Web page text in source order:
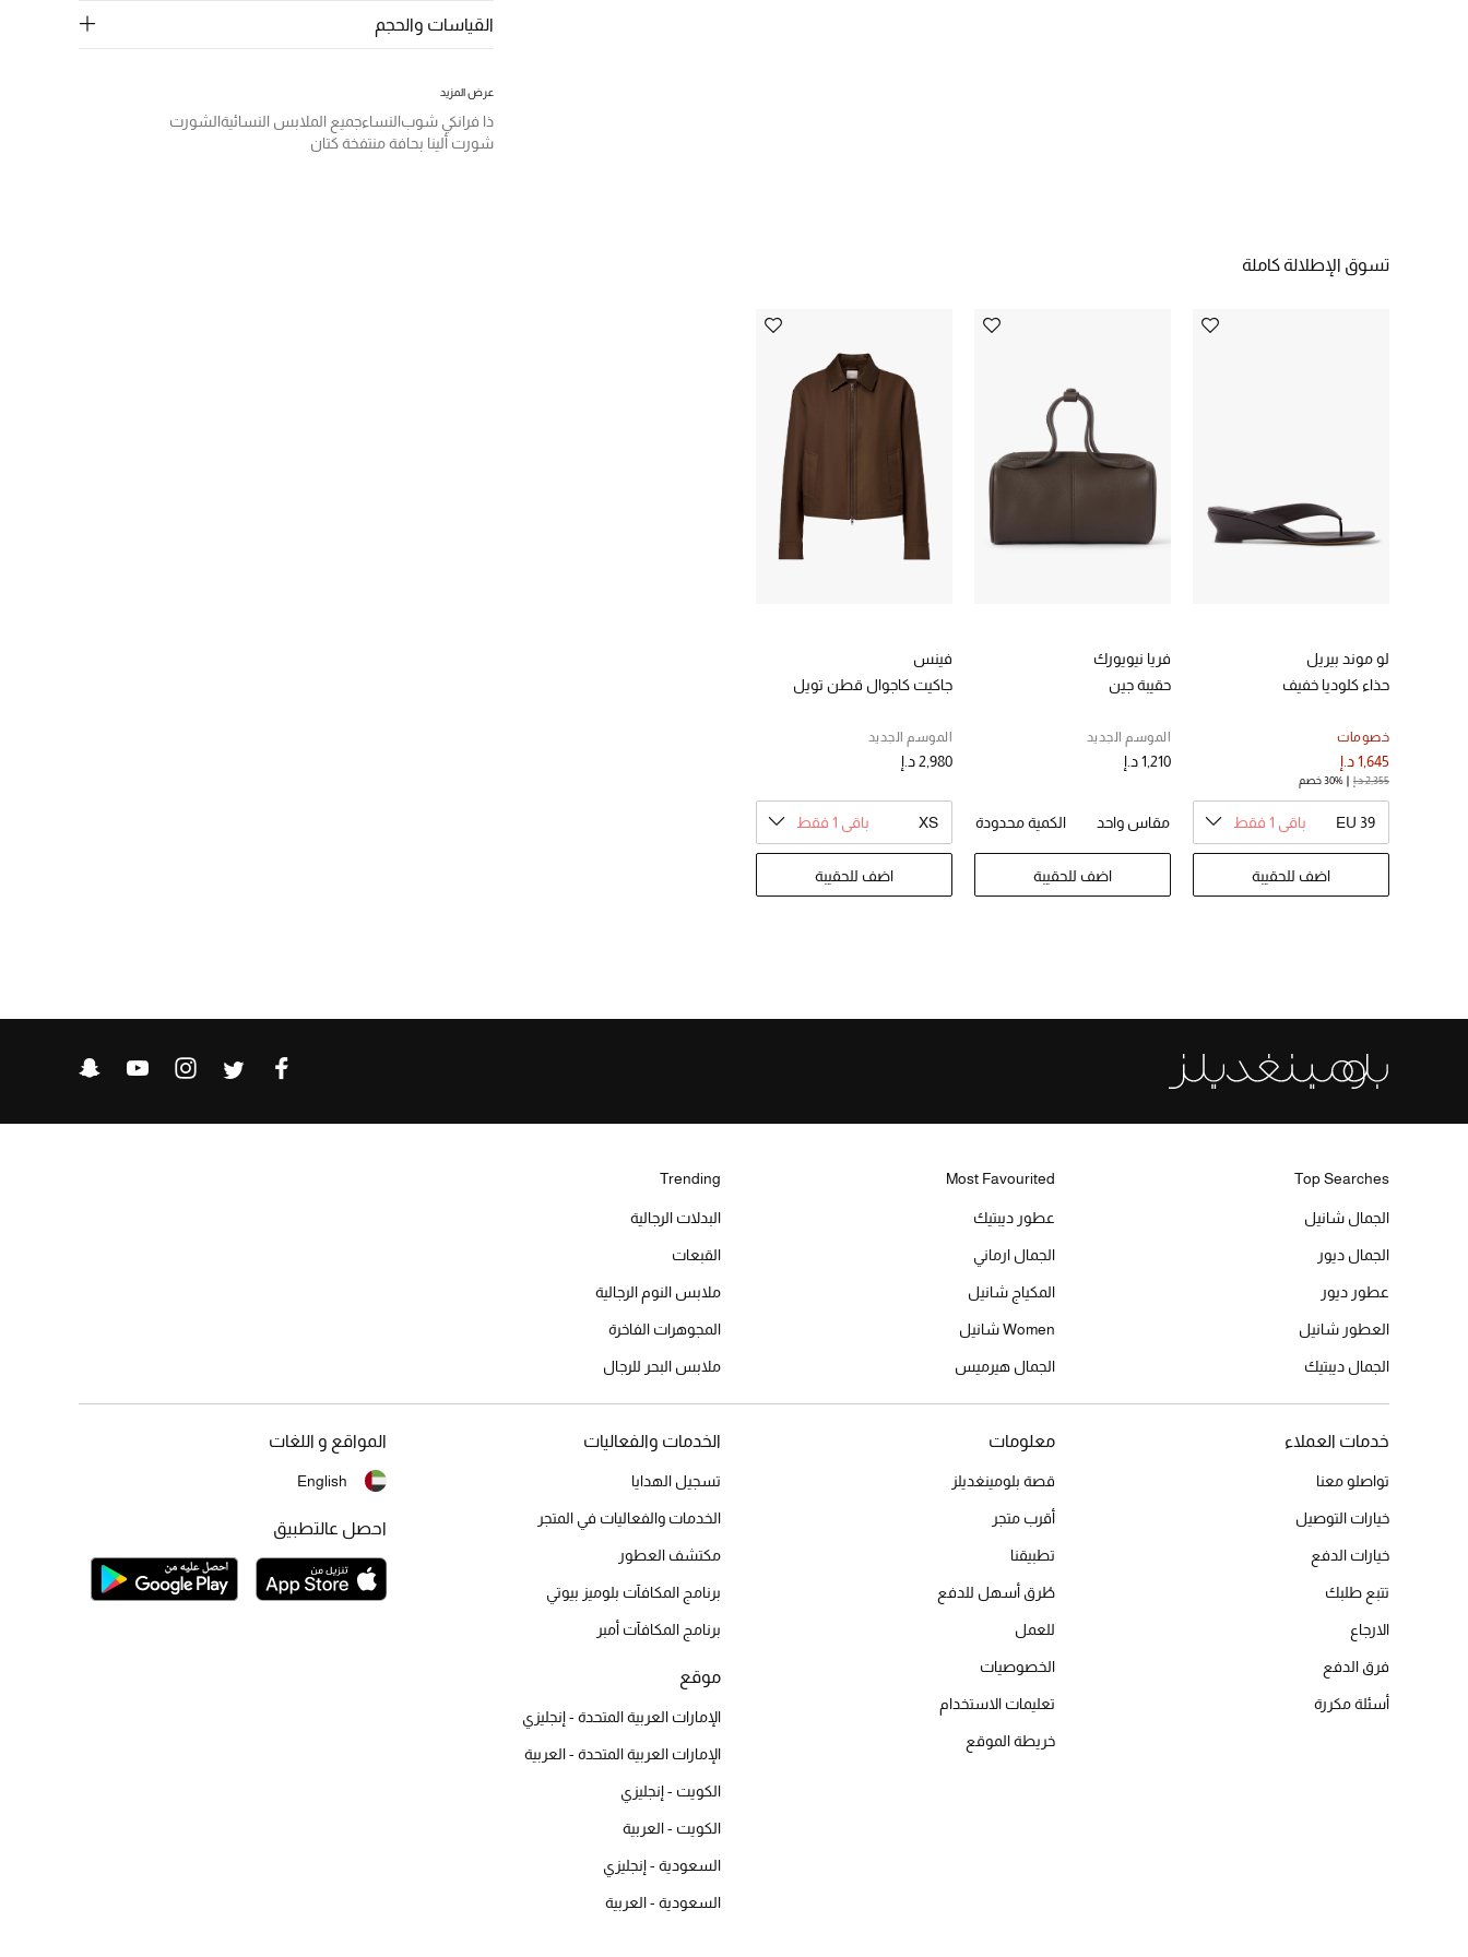
القياسات والحجم
عرض المزيد
ذا فرانكي شوبالنساءجميع الملابس النسائيةالشورت
شورت ألينا بحافة منتفخة كتان
تسوق الإطلالة كاملة
لو موند بيريل
حذاء كلوديا خفيف
خصومات
1,645 د.إ
2,355 د.إ 30% خصم
EU 39 باقي 1 فقط
اضف للحقيبة
فريا نيويورك
حقيبة جين
الموسم الجديد
1,210 د.إ
مقاس واحد الكمية محدودة
اضف للحقيبة
فينس
جاكيت كاجوال قطن تويل
الموسم الجديد
2,980 د.إ
XS باقي 1 فقط
اضف للحقيبة
Top Searches
الجمال شانيل
الجمال ديور
عطور ديور
العطور شانيل
الجمال ديبتيك
Most Favourited
عطور ديبتيك
الجمال ارماني
المكياج شانيل
Women شانيل
الجمال هيرميس
Trending
البدلات الرجالية
القبعات
ملابس النوم الرجالية
المجوهرات الفاخرة
ملابس البحر للرجال
خدمات العملاء
تواصلو معنا
خيارات التوصيل
خيارات الدفع
تتبع طلبك
الارجاع
فرق الدفع
أسئلة مكررة
معلومات
قصة بلومينغديلز
أقرب متجر
تطبيقنا
طُرق أسهل للدفع
للعمل
الخصوصيات
تعليمات الاستخدام
خريطة الموقع
الخدمات والفعاليات
تسجيل الهدايا
الخدمات والفعاليات في المتجر
مكتشف العطور
برنامج المكافآت بلوميز بيوتي
برنامج المكافآت أمبر
موقع
الإمارات العربية المتحدة - إنجليزي
الإمارات العربية المتحدة - العربية
الكويت - إنجليزي
الكويت - العربية
السعودية - إنجليزي
السعودية - العربية
المواقع و اللغات
English
احصل عالتطبيق